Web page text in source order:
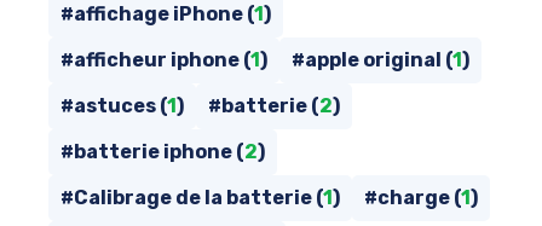
#affichage iPhone (1)
#afficheur iphone (1) #apple original (1)
#astuces (1) #batterie (2)
#batterie iphone (2)
#Calibrage de la batterie (1) #charge (1)